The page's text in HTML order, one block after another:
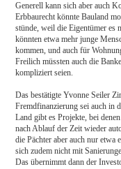
Generell kann sich aber auch
Erbbaurecht könnte Bauland
stünde, weil die Eigentümer es
könnten etwa mehr junge
kommen, und auch für
Freilich müssten auch die
kompliziert seien.
Das bestätigte Yvonne Seiler
Fremdfinanzierung sei auch in
Land gibt es Projekte, bei
nach Ablauf der Zeit wieder
die Pächter aber auch nur etwa
sich zudem nicht mit
Das übernimmt dann der